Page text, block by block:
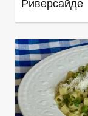
Риверсайде